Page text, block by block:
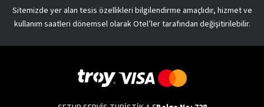
Sitemizde yer alan tesis özellikleri bilgilendirme amaçlıdır, hizmet ve
kullanım saatleri dönemsel olarak Otel’ler tarafından değişitirilebilir.